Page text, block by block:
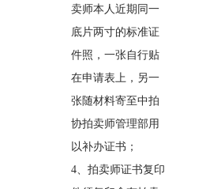
卖师本人近期同一
底片两寸的标准证
件照，一张自行贴
在申请表上，另一
张随材料寄至中拍
协拍卖师管理部用
以补办证书；
4 、拍卖师证书复印